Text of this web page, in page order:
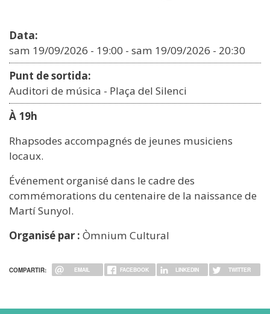
Data:
sam 19/09/2026 - 19:00 - sam 19/09/2026 - 20:30
Punt de sortida:
Auditori de música - Plaça del Silenci
À 19h
Rhapsodes accompagnés de jeunes musiciens
locaux.
Événement organisé dans le cadre des
commémorations du centenaire de la naissance de
Martí Sunyol.
Organisé par : Òmnium Cultural
COMPARTIR: EMAIL FACEBOOK LINKEDIN TWITTER